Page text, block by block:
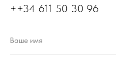
++34 611 50 30 96